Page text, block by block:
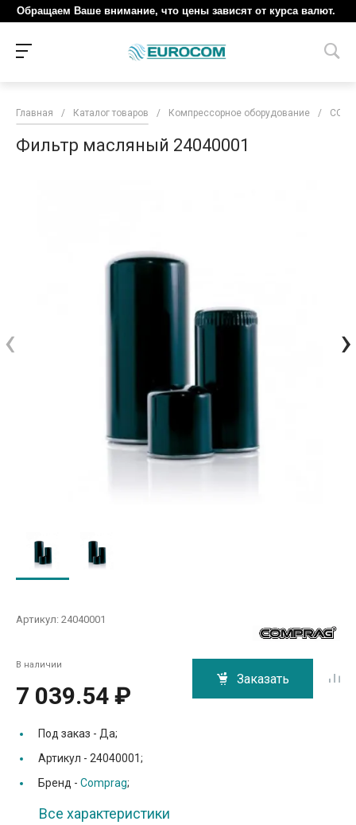
Обращаем Ваше внимание, что цены зависят от курса валют.
Главная / Каталог товаров / Компрессорное оборудование /
Фильтр масляный 24040001
‹ ›
Артикул: 24040001
В наличии
7 039.54 ₽
Заказать
Под заказ - Да;
Артикул - 24040001;
Бренд - Comprag;
Все характеристики